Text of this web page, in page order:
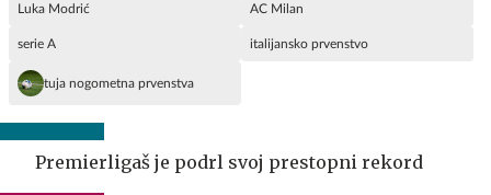
Luka Modrić AC Milan
serie A italijansko prvenstvo
tuja nogometna prvenstva
Premierligaš je podrl svoj prestopni rekord